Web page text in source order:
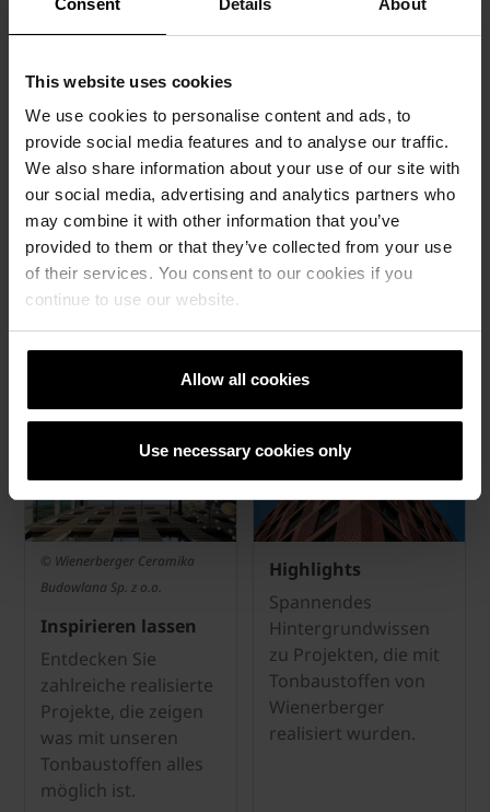
This website uses cookies
We use cookies to personalise content and ads, to
provide social media features and to analyse our traffic.
We also share information about your use of our site with
our social media, advertising and analytics partners who
may combine it with other information that you’ve
provided to them or that they’ve collected from your use
of their services. You consent to our cookies if you
continue to use our website.
Allow all cookies
Use necessary cookies only
Höhenausgleichsziegel für Planziegel-
T18
Referenzen
© Wienerberger Ceramika
Budowlana Sp. z o.o.
Inspirieren lassen
Entdecken Sie
zahlreiche realisierte
Projekte, die zeigen
was mit unseren
Tonbaustoffen alles
möglich ist.
Highlights
Spannendes
Hintergrundwissen
zu Projekten, die mit
Tonbaustoffen von
Wienerberger
realisiert wurden.